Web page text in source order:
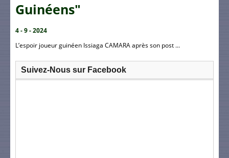
Guinéens"
4 - 9 - 2024
L’espoir joueur guinéen Issiaga CAMARA après son post ...
Suivez-Nous sur Facebook